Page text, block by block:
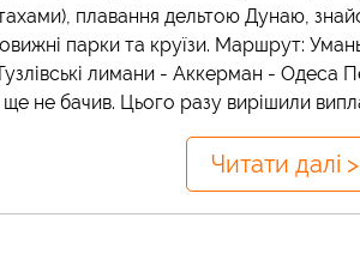
плавання дельтою Дунаю,
парки та круїзи. Маршрут:
лимани - Аккерман - Одеса
не бачив. Цього разу вирішили
Читати далі >